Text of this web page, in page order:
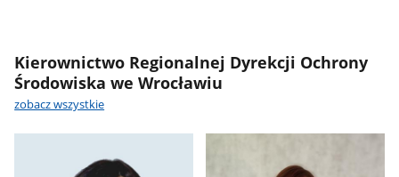
Kierownictwo Regionalnej Dyrekcji Ochrony
Środowiska we Wrocławiu
zobacz wszystkie